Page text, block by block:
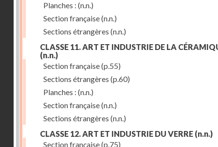
Planches : (n.n.)
Section française(n.n.)
Sections étrangères (n.n.)
CLASSE 11. ART ET INDUSTRIE DE LA
(n.n.)
Section française(p.55)
Sections étrangères (p.60)
Planches : (n.n.)
Section française(n.n.)
Sections étrangères (n.n.)
CLASSE 12. ART ET INDUSTRIE DU VERRE (n.n.)
Section française(p.75)